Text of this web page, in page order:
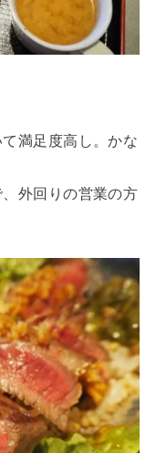
満足度高し。かな
外回りの営業の方